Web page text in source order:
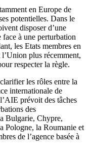
en Europe de
potentielles. Dans le
disposer d’une
à une perturbation
les Etats membres en
plus récemment,
respecter la règle.
les rôles entre la
internationale de
prévoit des tâches
des
Bulgarie, Chypre,
Pologne, la Roumanie et
de l’agence basée à